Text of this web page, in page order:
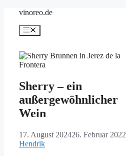
springen
vinoreo.de
Menü
Sherry – ein
außergewöhnlicher
Wein
17. August 202426. Februar 2022
Hendrik